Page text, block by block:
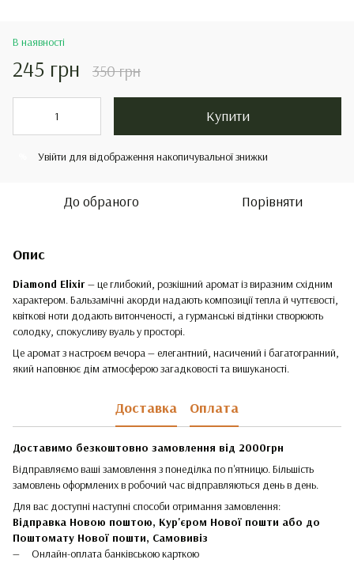
В наявності
245 грн 350 грн
Купити
Увійти для відображення накопичувальної знижки
До обраного Порівняти
Опис
Diamond Elixir— це глибокий, розкішний аромат із виразним східним
характером. Бальзамічні акорди надають композиції тепла й чуттєвості,
квіткові ноти додають витонченості, а гурманські відтінки створюють
солодку, спокусливу вуаль у просторі.
Це аромат з настроєм вечора — елегантний, насичений і багатогранний,
який наповнює дім атмосферою загадковості та вишуканості.
Доставка Оплата
Доставимо безкоштовно замовлення від 2000грн
Відправляємо ваші замовлення з понеділка по п'ятницю. Більшість
замовлень оформлених в робочий час відправляються день в день.
Для вас доступні наступні способи отримання замовлення:
Відправка Новою поштою, Кур'єром Нової пошти або до
Поштомату Нової пошти, Самовивіз
Онлайн-оплата банківською карткою